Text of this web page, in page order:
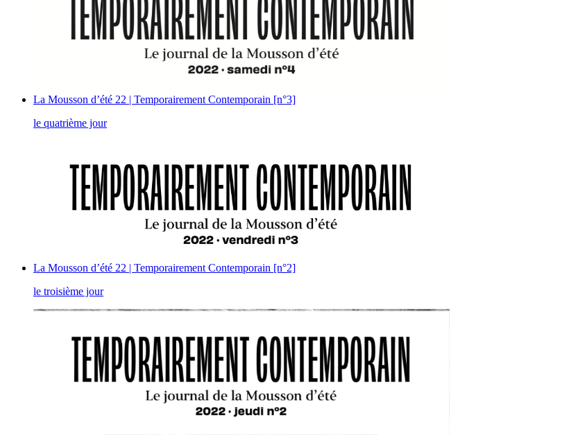
La Mousson d’été 22 | Temporairement Contemporain [n°3]
le quatrième jour
La Mousson d’été 22 | Temporairement Contemporain [n°2]
le troisième jour